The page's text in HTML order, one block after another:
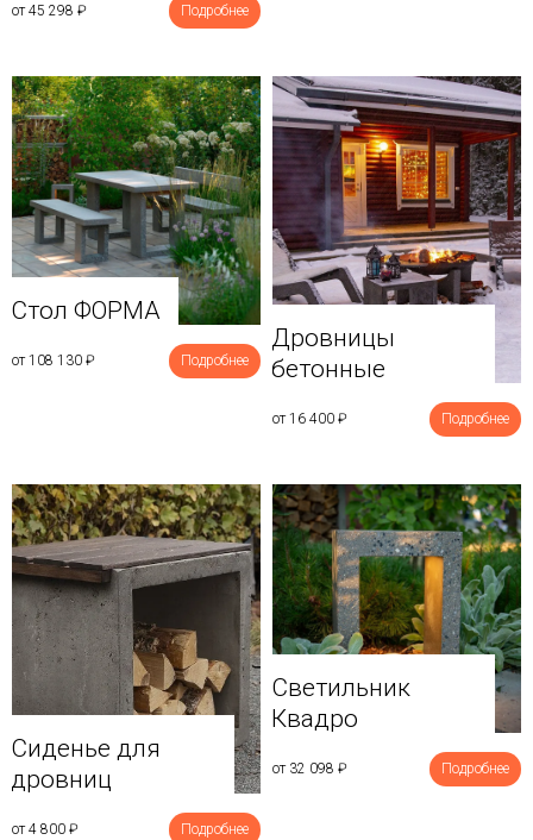
от 45 298 ₽ Подробнее
Стол ФОРМА
от 108 130 ₽ Подробнее
Дровницы
бетонные
от 16 400 ₽ Подробнее
Сиденье для
дровниц
от 4 800 ₽ Подробнее
Светильник
Квадро
от 32 098 ₽ Подробнее